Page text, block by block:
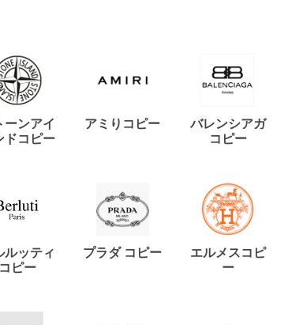
ーンアイ
ドコピー
アミりコピー
バレンシアガ
コピー
ルッティ
コピー
プラダ コピー
エルメスコピ
ー